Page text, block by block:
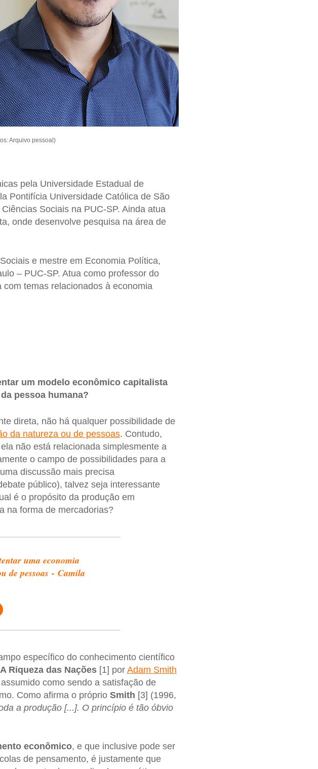
Arquivo pessoal)
pela Universidade Estadual de
Pontifícia Universidade Católica de São
Sociais na PUC-SP. Ainda atua
onde desenvolve pesquisa na área de
e mestre em Economia Política,
– PUC-SP. Atua como professor do
temas relacionados à economia
um modelo econômico capitalista
pessoa humana?
direta, não há qualquer possibilidade de
da natureza ou de pessoas. Contudo,
não está relacionada simplesmente a
o campo de possibilidades para a
discussão mais precisa
público), talvez seja interessante
é o propósito da produção em
na forma de mercadorias?
uma economia
de pessoas - Camila
específico do conhecimento científico
A Riqueza das Nações[1] por Adam Smith
como sendo a satisfação de
Como afirma o próprio Smith [3] (1996,
a produção [...]. O princípio é tão óbvio
econômico, e que inclusive pode ser
de pensamento, é justamente que